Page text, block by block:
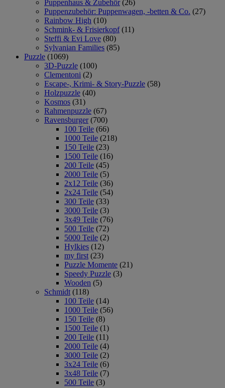
Puppenhaus & Zubehör (26)
Puppenzubehör: Puppenwagen, -betten & Co. (27)
Rainbow High (10)
Schmink- & Frisierkopf (11)
Steffi & Evi Love (80)
Sylvanian Families (85)
Puzzle (1069)
3D-Puzzle (100)
Clementoni (2)
Escape-, Krimi- & Story-Puzzle (58)
Holzpuzzle (40)
Kosmos (31)
Rahmenpuzzle (67)
Ravensburger (700)
100 Teile (66)
1000 Teile (218)
150 Teile (23)
1500 Teile (16)
200 Teile (45)
2000 Teile (5)
2x12 Teile (36)
2x24 Teile (54)
300 Teile (33)
3000 Teile (3)
3x49 Teile (76)
500 Teile (72)
5000 Teile (2)
Hylkies (12)
my first (23)
Puzzle Momente (21)
Speedy Puzzle (3)
Wooden (5)
Schmidt (118)
100 Teile (14)
1000 Teile (56)
150 Teile (8)
1500 Teile (1)
200 Teile (11)
2000 Teile (4)
3000 Teile (2)
3x24 Teile (6)
3x48 Teile (7)
500 Teile (3)